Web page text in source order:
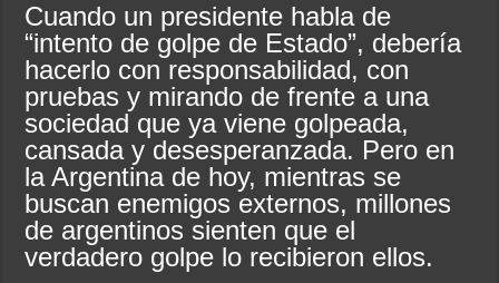
Cuando un presidente habla de
“intento de golpe de Estado”, debería
hacerlo con responsabilidad, con
pruebas y mirando de frente a una
sociedad que ya viene golpeada,
cansada y desesperanzada. Pero en
la Argentina de hoy, mientras se
buscan enemigos externos, millones
de argentinos sienten que el
verdadero golpe lo recibieron ellos.